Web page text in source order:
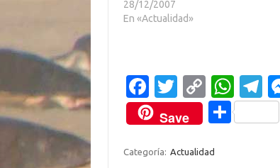
como tenia movil, no le hacia
falta -espero que no lea
28/12/2007
En «Actualidad»
Fa
c
e
b
T
w
it
te
C
o
p
y
W
h
at
T
el
e
Save
C
Categoría: Actualidad